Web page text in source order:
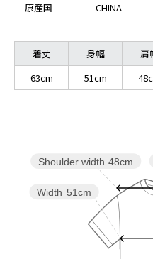
原産国 CHINA
着丈 身幅 肩
63cm
51cm
Width 51cm
Shoulder width 48cm